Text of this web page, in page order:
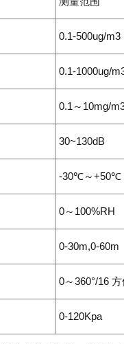
0.1-500ug/m3
0.1-1000ug/
0.1～10mg/
30~130dB
-30℃～+50℃
0～100%RH
0-30m,0-60m
0～360°/16
0-120Kpa